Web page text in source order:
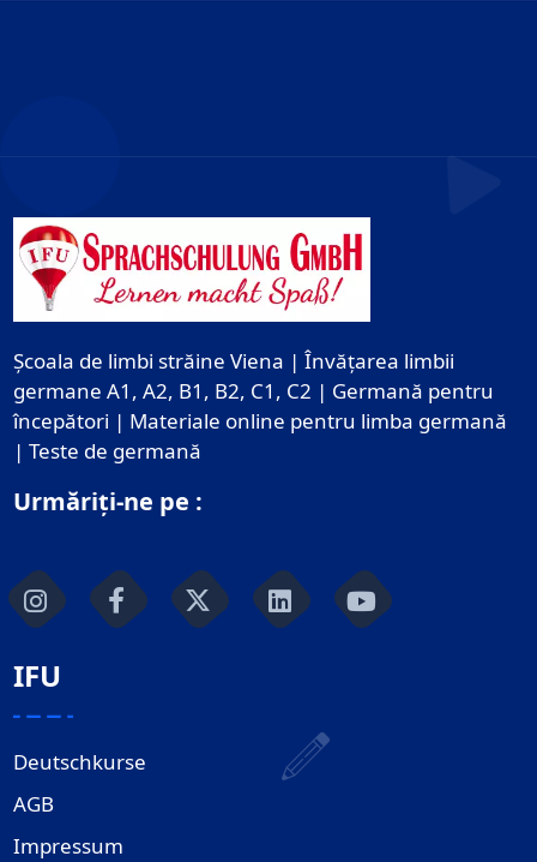
Școala de limbi străine Viena | Învățarea limbii
germane A1, A2, B1, B2, C1, C2 | Germană pentru
începători | Materiale online pentru limba germană
| Teste de germană
Urmăriți-ne pe :
IFU
Deutschkurse
AGB
Impressum